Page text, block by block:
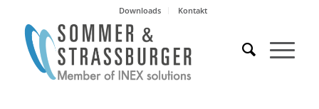
Downloads Kontakt